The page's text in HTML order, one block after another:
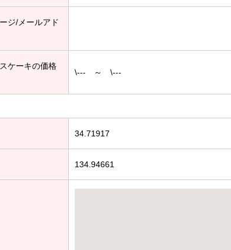
ジ/メールアド
ケーキの価格
\--- ～ \---
34.71917
134.94661